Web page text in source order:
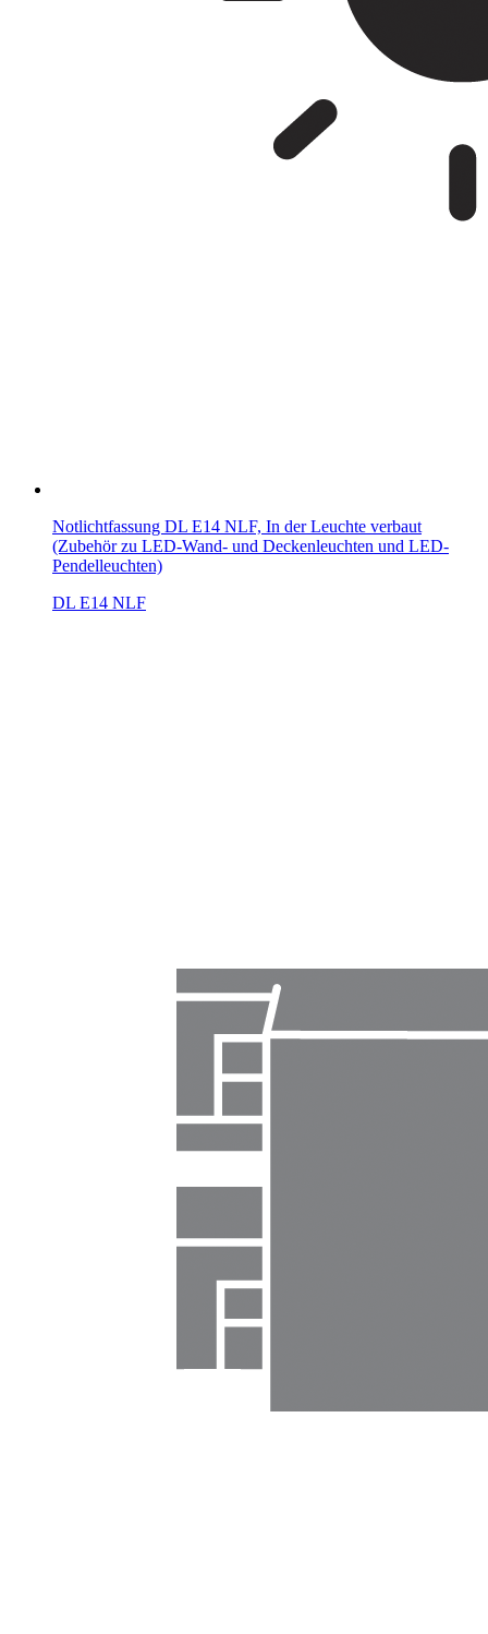
Notlichtfassung DL E14 NLF, In der Leuchte verbaut
(Zubehör zu LED-Wand- und Deckenleuchten und LED-
Pendelleuchten)
DL E14 NLF